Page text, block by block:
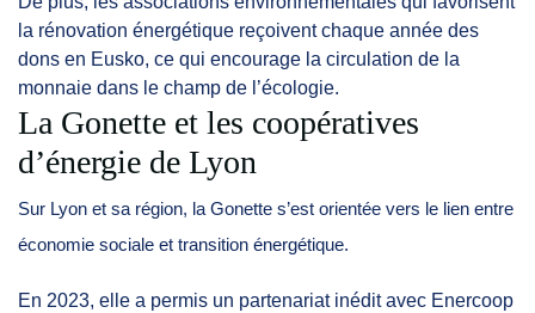
la rénovation énergétique reçoivent chaque année des
dons en Eusko, ce qui encourage la circulation de la
monnaie dans le champ de l’écologie.
La Gonette et les coopératives
d’énergie de Lyon
Sur Lyon et sa région, la Gonette s’est orientée vers le lien entre
économie sociale et transition énergétique.
En 2023, elle a permis un partenariat inédit avec Enercoop